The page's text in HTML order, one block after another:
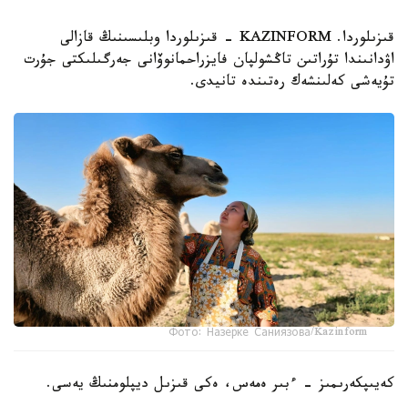
قىزىلوردا. KAZINFORM - قىزىلوردا وبلىسىنىڭ قازالى
اۋدانىندا تۇراتىن تاڭشولپان فايزراحمانوۆانى جەرگىلىكتى جۇرت
تۇيەشى كەلىنشەك رەتىندە تانيدى.
Фото: Назерке Саниязова/Kazinform
كەيىپكەرىمىز - ءبىر ەمەس، ەكى قىزىل ديپلومنىڭ يەسى.